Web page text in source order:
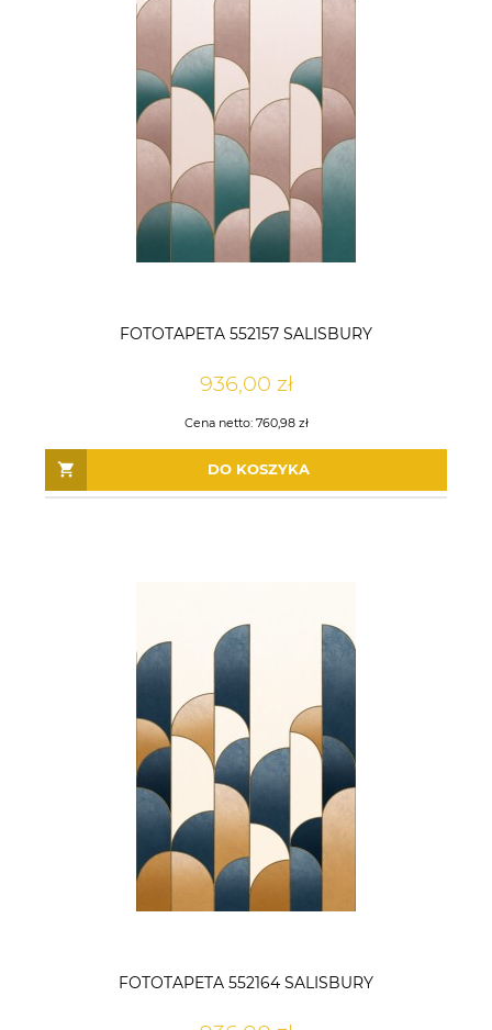
TAPETA 10450-15 MELANGE /
67,50 zł
73,50 zł
DO KOSZYKA
Cena regularna:
DO KOSZYKA
FOTOTAPETA 552157 SALISBURY
936,00 zł
Cena netto: 760,98 zł
DO KOSZYKA
FOTOTAPETA 552164 SALISBURY